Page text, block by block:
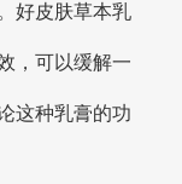
好皮肤草本乳
，可以缓解一
这种乳膏的功